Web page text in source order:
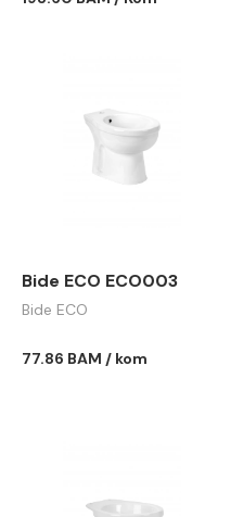
Bide ECO ECO003
Bide ECO
77.86 BAM / kom